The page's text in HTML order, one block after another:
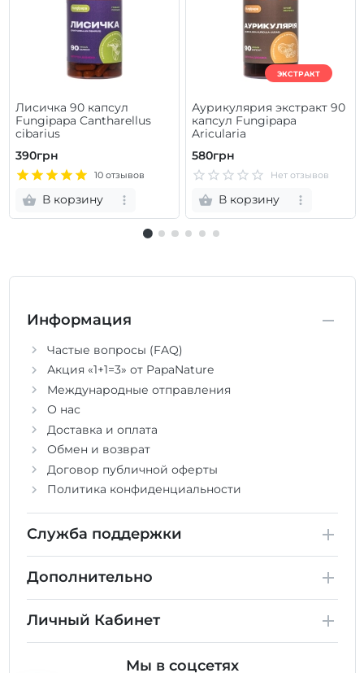
Лисичка 90 капсул
Fungipapa Cantharellus
cibarius
390грн
10 отзывов
В корзину
ЭКСТРАКТ
Аурикулярия экстракт 90
капсул Fungipapa
Aricularia
580грн
Нет отзывов
В корзину
Информация
Частые вопросы (FAQ)
Акция «1+1=3» от PapaNature
Международные отправления
О нас
Доставка и оплата
Обмен и возврат
Договор публичной оферты
Политика конфиденциальности
Служба поддержки
Дополнительно
Личный Кабинет
Мы в соцсетях